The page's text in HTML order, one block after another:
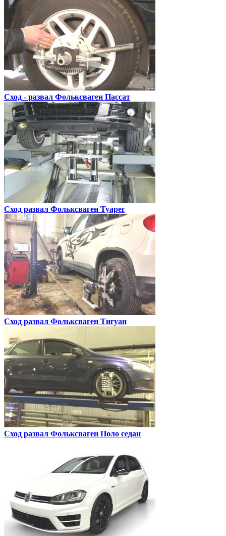
Сход - развал Фольксваген Пассат
Сход развал Фольксваген Туарег
Сход развал Фольксваген Тигуан
Сход развал Фольксваген Поло седан